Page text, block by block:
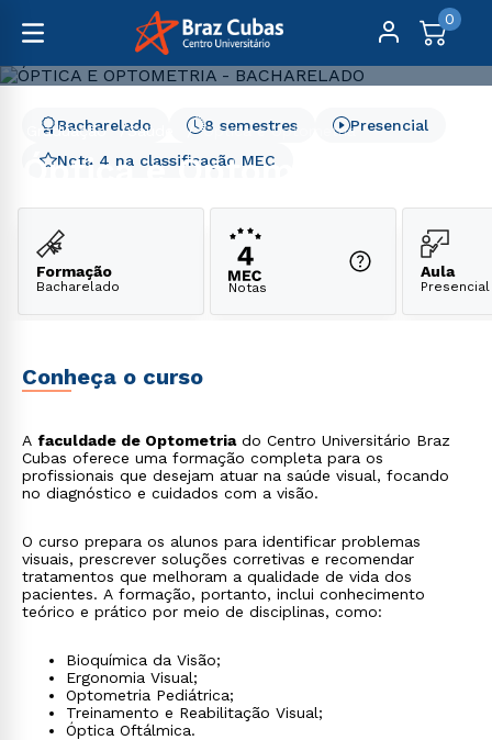
0
Graduação Saúde Óptica e Optometria
Óptica e Optometria
Nota 4 na classificação MEC
8 semestres
Bacharelado Presencial
Formação
Bacharelado Notas
Aula
Presencial
Conheça o curso
A faculdade de Optometriado Centro Universitário Braz
Cubas oferece uma formação completa para os
profissionais que desejam atuar na saúde visual, focando
no diagnóstico e cuidados com a visão.
O curso prepara os alunos para identificar problemas
visuais, prescrever soluções corretivas e recomendar
tratamentos que melhoram a qualidade de vida dos
pacientes. A formação, portanto, inclui conhecimento
teórico e prático por meio de disciplinas, como:
Bioquímica da Visão;
Ergonomia Visual;
Optometria Pediátrica;
Treinamento e Reabilitação Visual;
Óptica Oftálmica.